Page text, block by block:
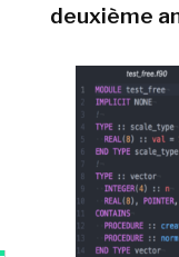
deuxième